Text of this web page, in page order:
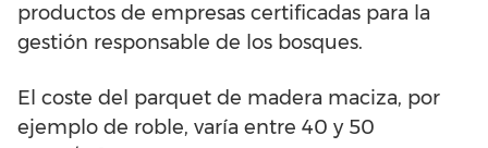
productos de empresas certificadas para la
gestión responsable de los bosques.
El coste del parquet de madera maciza, por
ejemplo de roble, varía entre 40 y 50